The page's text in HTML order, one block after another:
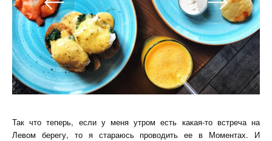
Так что теперь, если у меня утром есть какая-то встреча на
Левом берегу, то я стараюсь проводить ее в Моментах. И